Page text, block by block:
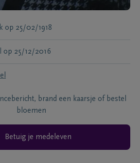
op 25/02/1918
op 25/12/2016
brand een kaarsje of bestel
bloemen
Betuig je medeleven